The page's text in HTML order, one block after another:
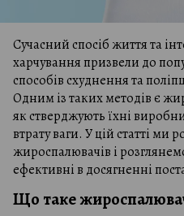
Сучасний спосіб життя та
харчування призвели до
способів схуднення та
Одним із таких методів є
як стверджують їхні
втрату ваги. У цій статті ми
жироспалювачів і
ефективні в досягненні
Що таке